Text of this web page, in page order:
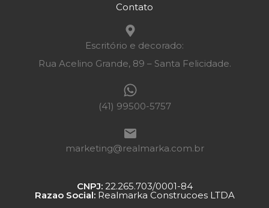
Contato
Escritório e decorado:
Rua Acelino Grande, 89 – Santa Felicidade.
(41) 99500-5757
marketing@realmarka.com.br
CNPJ:22.265.703/0001-84
Razao Social:Realmarka Construcoes LTDA